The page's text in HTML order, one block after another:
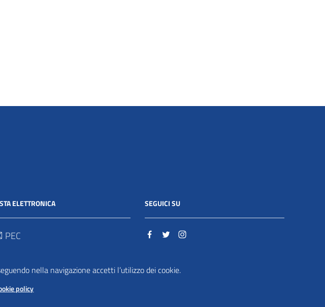
nella navigazione accetti l’utilizzo dei cookie.
policy
ELETTRONICA
PEC
SEGUICI SU